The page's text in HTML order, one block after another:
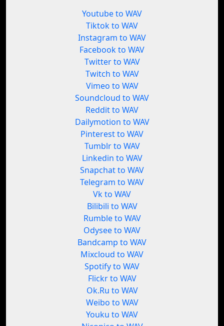
Youtube to WAV
Tiktok to WAV
Instagram to WAV
Facebook to WAV
Twitter to WAV
Twitch to WAV
Vimeo to WAV
Soundcloud to WAV
Reddit to WAV
Dailymotion to WAV
Pinterest to WAV
Tumblr to WAV
Linkedin to WAV
Snapchat to WAV
Telegram to WAV
Vk to WAV
Bilibili to WAV
Rumble to WAV
Odysee to WAV
Bandcamp to WAV
Mixcloud to WAV
Spotify to WAV
Flickr to WAV
Ok.Ru to WAV
Weibo to WAV
Youku to WAV